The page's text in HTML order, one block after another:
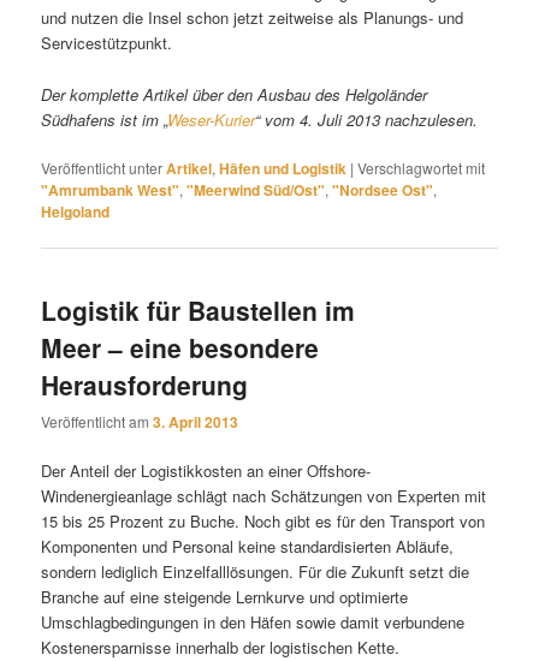
und nutzen die Insel schon jetzt zeitweise als Planungs- und
Servicestützpunkt.
Der komplette Artikel über den Ausbau des Helgoländer
Südhafens ist im „Weser-Kurier“ vom 4. Juli 2013 nachzulesen.
Veröffentlicht unterArtikel,Häfen und Logistik |Verschlagwortet mit
"Amrumbank West","Meerwind Süd/Ost","Nordsee Ost",
Helgoland
Logistik für Baustellen im
Meer – eine besondere
Herausforderung
Veröffentlicht am3. April 2013
Der Anteil der Logistikkosten an einer Offshore-
Windenergieanlage schlägt nach Schätzungen von Experten mit
15 bis 25 Prozent zu Buche. Noch gibt es für den Transport von
Komponenten und Personal keine standardisierten Abläufe,
sondern lediglich Einzelfalllösungen. Für die Zukunft setzt die
Branche auf eine steigende Lernkurve und optimierte
Umschlagbedingungen in den Häfen sowie damit verbundene
Kostenersparnisse innerhalb der logistischen Kette.